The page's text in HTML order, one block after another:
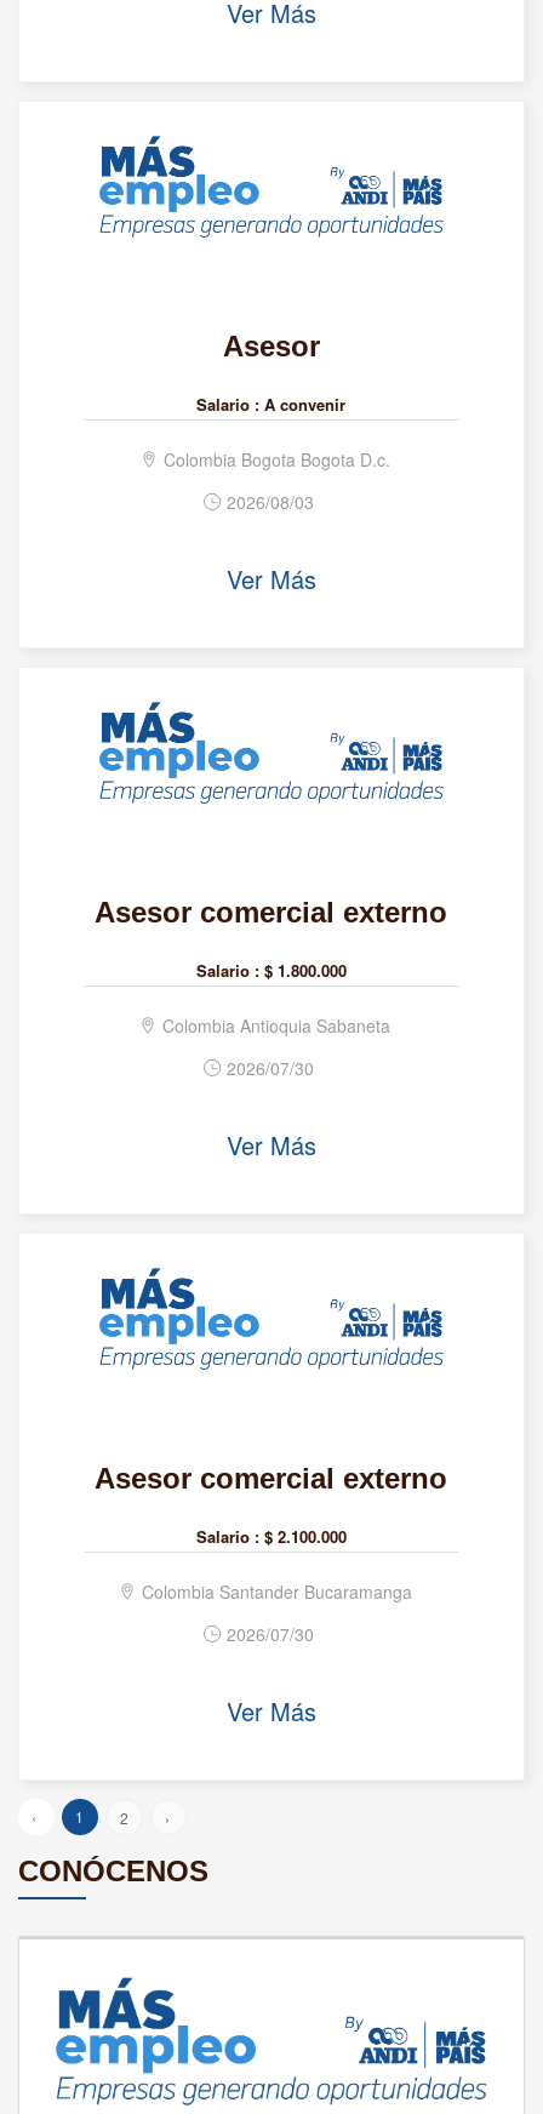
Ver Más
Asesor
Salario : A convenir
Colombia Bogota Bogota D.c.
2026/08/03
Ver Más
Asesor comercial externo
Salario : $ 1.800.000
Colombia Antioquia Sabaneta
2026/07/30
Ver Más
Asesor comercial externo
Salario : $ 2.100.000
Colombia Santander Bucaramanga
2026/07/30
Ver Más
‹ 1 2 ›
CONÓCENOS